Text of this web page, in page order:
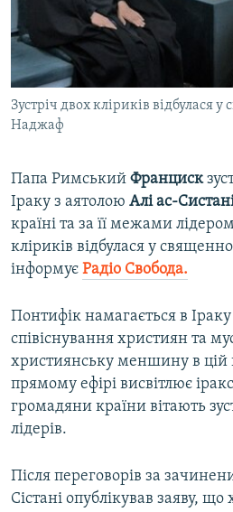
ДЕПОРТАЦІЯ
ВІДЕОУРОКИ «ELIFBE»
СВІДЧЕННЯ ОКУПАЦІЇ
УКРАЇНСЬКА ПРОБЛЕМА КРИМУ
ЯК ОБІЙТИ БЛОКУВАННЯ
Русский
Qırımtatar
Усі сайти RFE/RL
Зустріч двох кліриків відбулася
Наджаф
Папа Римський Франциск
Іраку з аятолою Алі ас-
країні та за її межами
кліриків відбулася у
інформує Радіо Свобода.
Понтифік намагається в
співіснування християн та
християнську меншину в цій
прямому ефірі висвітлює
громадяни країни вітають
лідерів.
Після переговорів за
Сістані опублікував заяву,